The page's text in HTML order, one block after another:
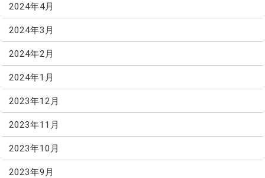
2024年4月
2024年3月
2024年2月
2024年1月
2023年12月
2023年11月
2023年10月
2023年9月